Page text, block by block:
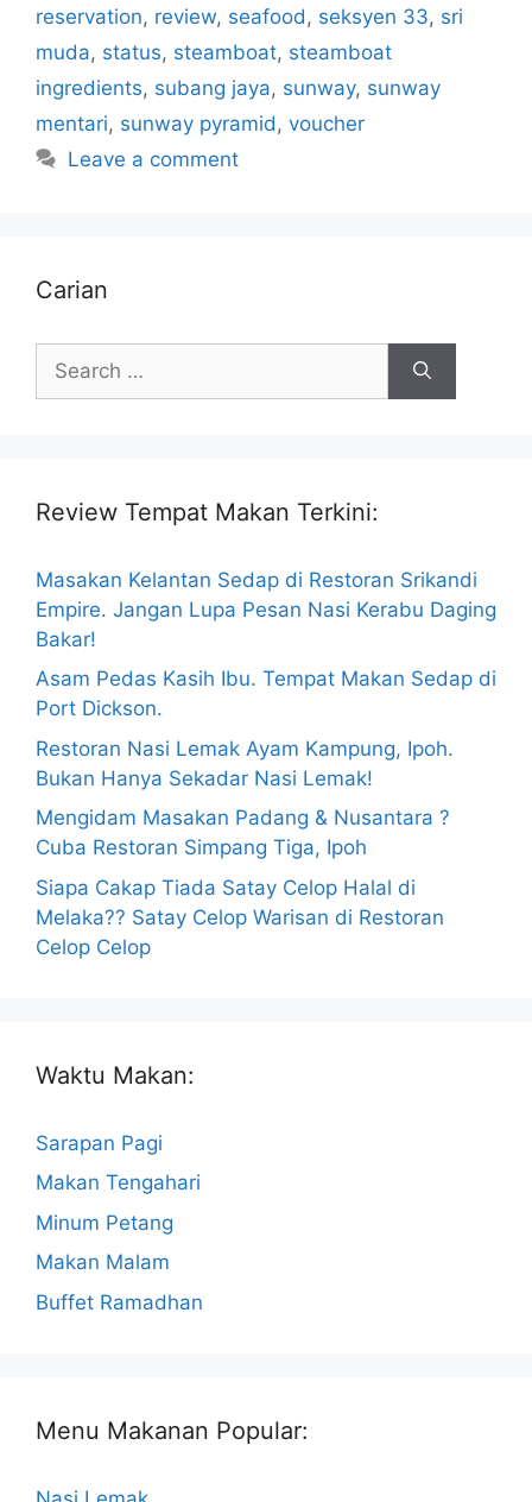
reservation, review, seafood , seksyen 33, sri
muda, status, steamboat, steamboat
ingredients, subang jaya, sunway, sunway
mentari, sunway pyramid , voucher
Leave a comment
Carian
for:
Review Tempat Makan Terkini:
Masakan Kelantan Sedap di Restoran Srikandi
Empire. Jangan Lupa Pesan Nasi Kerabu Daging
Bakar!
Asam Pedas Kasih Ibu. Tempat Makan Sedap di
Port Dickson.
Restoran Nasi Lemak Ayam Kampung, Ipoh.
Bukan Hanya Sekadar Nasi Lemak!
Mengidam Masakan Padang & Nusantara ?
Cuba Restoran Simpang Tiga, Ipoh
Siapa Cakap Tiada Satay Celop Halal di
Melaka?? Satay Celop Warisan di Restoran
Celop Celop
Waktu Makan:
Sarapan Pagi
Makan Tengahari
Minum Petang
Makan Malam
Buffet Ramadhan
Menu Makanan Popular: